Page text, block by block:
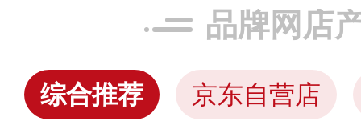
品牌网店
综合推荐 京东自营店